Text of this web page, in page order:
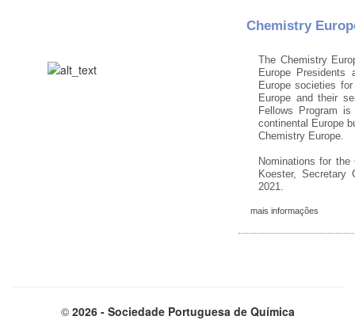
Chemistry
The Chemistry
Europe Presidents
Europe societies
Europe and their
Fellows Program
continental Europe
Chemistry Europe.
Nominations for
Koester, Secretary
2021.
mais informações
© 2026 - Sociedade Portuguesa de Química